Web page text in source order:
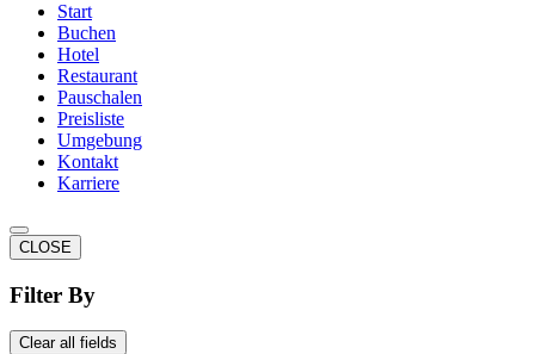
Start
Buchen
Hotel
Restaurant
Pauschalen
Preisliste
Umgebung
Kontakt
Karriere
CLOSE
Filter By
Clear all fields